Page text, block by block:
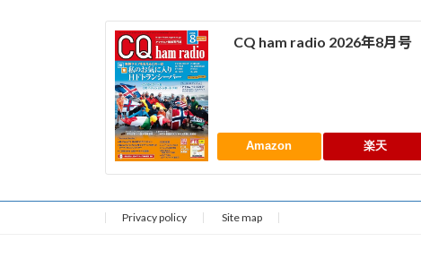
CQ ham radio 2026年8月号
Amazon 楽天
Privacy policy Site map